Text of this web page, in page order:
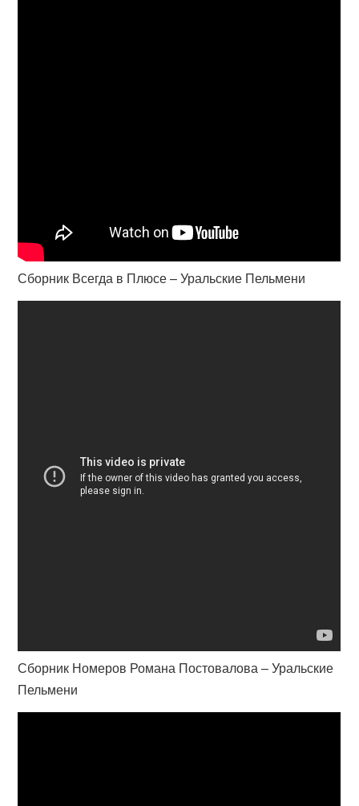
Сборник Всегда в Плюсе – Уральские Пельмени
Сборник Номеров Романа Постовалова – Уральские
Пельмени